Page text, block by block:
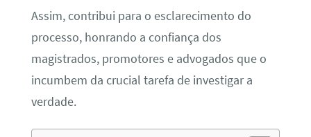
Assim, contribui para o esclarecimento do
processo, honrando a confiança dos
magistrados, promotores e advogados que o
incumbem da crucial tarefa de investigar a
verdade.